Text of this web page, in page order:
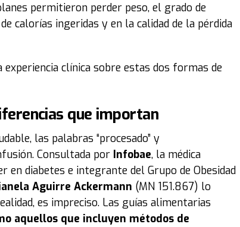
permitieron perder peso, el grado de
calorías ingeridas y en la calidad de la pérdida
clínica sobre estas dos formas de
que importan
las palabras “procesado” y
Consultada por Infobae, la médica
diabetes e integrante del Grupo de Obesidad
Aguirre Ackermann (MN 151.867) lo
es impreciso. Las guías alimentarias
aquellos que incluyen métodos de